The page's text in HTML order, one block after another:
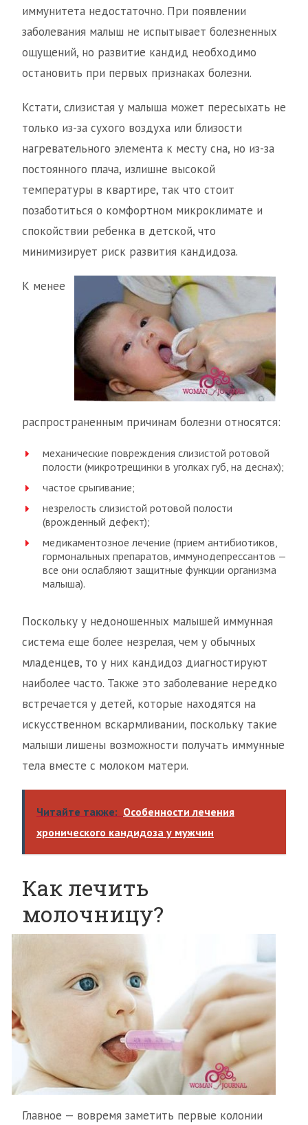
иммунитета недостаточно. При появлении
заболевания малыш не испытывает болезненных
ощущений, но развитие кандид необходимо
остановить при первых признаках болезни.
Кстати, слизистая у малыша может пересыхать не
только из-за сухого воздуха или близости
нагревательного элемента к месту сна, но из-за
постоянного плача, излишне высокой
температуры в квартире, так что стоит
позаботиться о комфортном микроклимате и
спокойствии ребенка в детской, что
минимизирует риск развития кандидоза.
К менее
распространенным причинам болезни относятся:
механические повреждения слизистой ротовой
полости (микротрещинки в уголках губ, на деснах);
частое срыгивание;
незрелость слизистой ротовой полости
(врожденный дефект);
медикаментозное лечение (прием антибиотиков,
гормональных препаратов, иммунодепрессантов —
все они ослабляют защитные функции организма
малыша).
Поскольку у недоношенных малышей иммунная
система еще более незрелая, чем у обычных
младенцев, то у них кандидоз диагностируют
наиболее часто. Также это заболевание нередко
встречается у детей, которые находятся на
искусственном вскармливании, поскольку такие
малыши лишены возможности получать иммунные
тела вместе с молоком матери.
Читайте также: Особенности лечения
хронического кандидоза у мужчин
Как лечить
молочницу?
Главное — вовремя заметить первые колонии